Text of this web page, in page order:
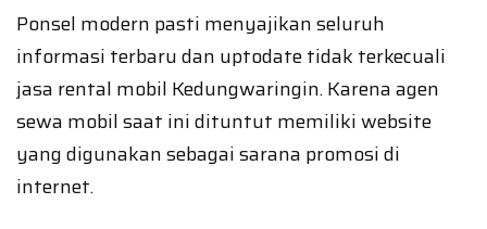
Ponsel modern pasti menyajikan seluruh
informasi terbaru dan uptodate tidak terkecuali
jasa rental mobil Kedungwaringin. Karena agen
sewa mobil saat ini dituntut memiliki website
yang digunakan sebagai sarana promosi di
internet.